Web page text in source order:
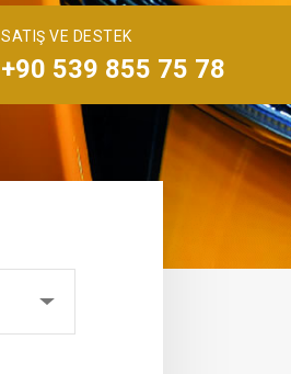
SATIŞ VE DESTEK
+90 539 855 75 78